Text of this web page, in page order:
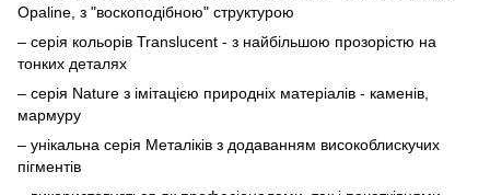
Opaline, з "воскоподібною" структурою
– серія кольорів Translucent - з найбільшою прозорістю на
тонких деталях
– серія Nature з імітацією природніх матеріалів - каменів,
мармуру
– унікальна серія Металіків з додаванням високоблискучих
пігментів